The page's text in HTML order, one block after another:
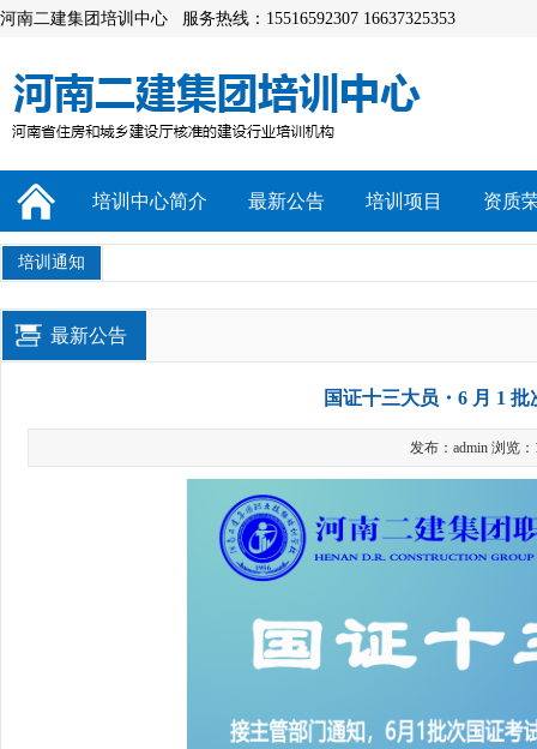
河南二建集团培训中心 服务热线：15516592307 16637325353
培训中心简介 最新公告 培训项目 资质
培训通知
最新公告
国证十三大员・6 月 1
发布：admin 浏览：